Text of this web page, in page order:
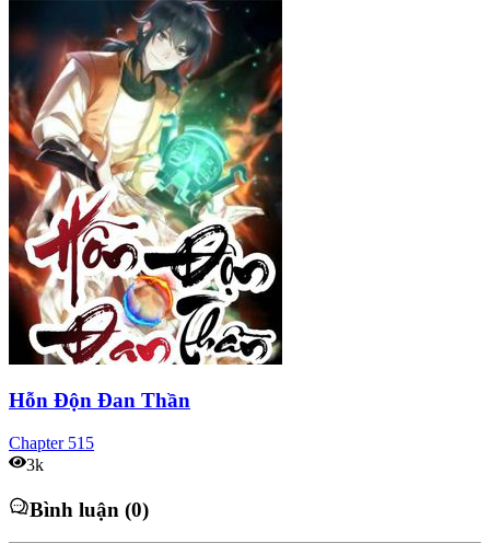
Hỗn Độn Đan Thần
Chapter 515
3k
Bình luận (0)